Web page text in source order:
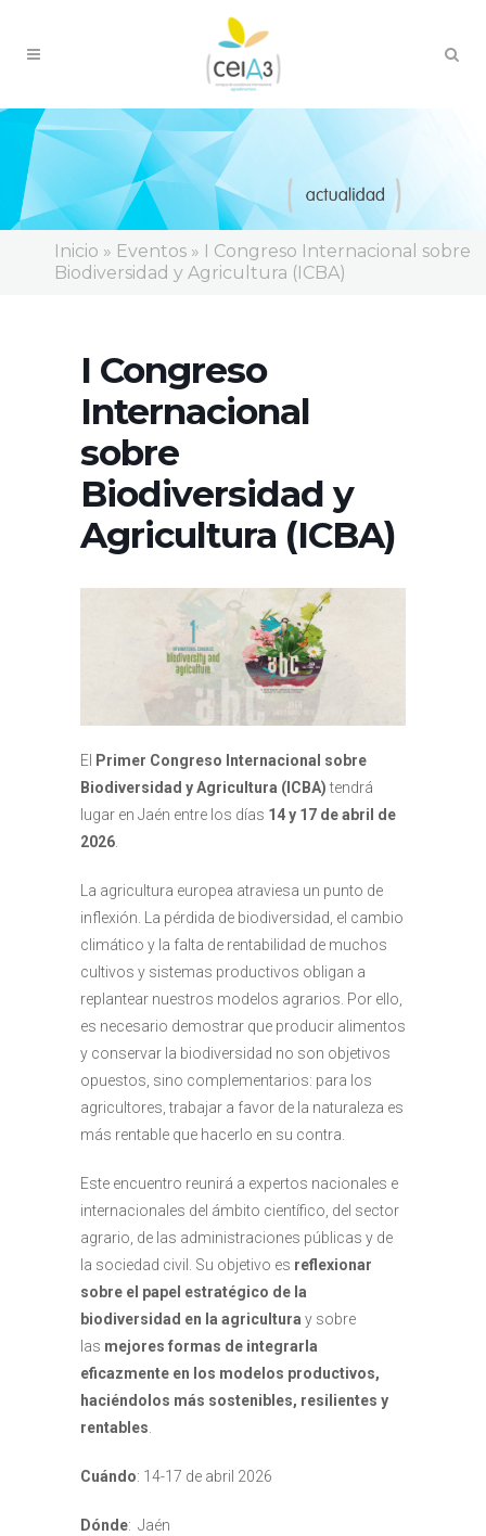
Inicio » Eventos » I Congreso Internacional sobre
Biodiversidad y Agricultura (ICBA)
I Congreso
Internacional
sobre
Biodiversidad y
Agricultura (ICBA)
El Primer Congreso Internacional sobre
Biodiversidad y Agricultura (ICBA)tendrá
lugar en Jaén entre los días 14 y 17 de abril de
2026.
La agricultura europea atraviesa un punto de
inflexión. La pérdida de biodiversidad, el cambio
climático y la falta de rentabilidad de muchos
cultivos y sistemas productivos obligan a
replantear nuestros modelos agrarios. Por ello,
es necesario demostrar que producir alimentos
y conservar la biodiversidad no son objetivos
opuestos, sino complementarios: para los
agricultores, trabajar a favor de la naturaleza es
más rentable que hacerlo en su contra.
Este encuentro reunirá a expertos nacionales e
internacionales del ámbito científico, del sector
agrario, de las administraciones públicas y de
la sociedad civil. Su objetivo es reflexionar
sobre el papel estratégico de la
biodiversidad en la agricultura y sobre
las mejores formas de integrarla
eficazmente en los modelos productivos,
haciéndolos más sostenibles, resilientes y
rentables.
Cuándo: 14-17 de abril 2026
Dónde: Jaén